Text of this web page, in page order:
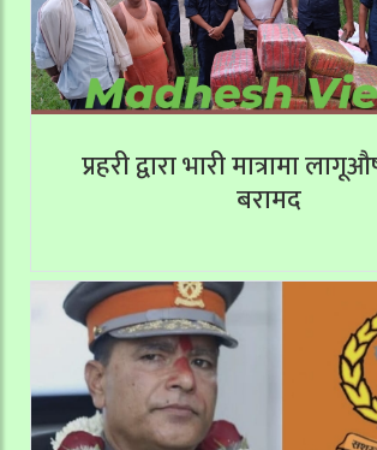
प्रहरी द्वारा भारी मात्रामा
बरामद